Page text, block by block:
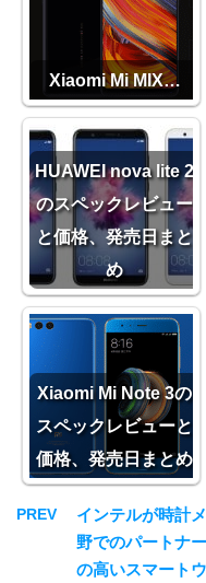
Xiaomi Mi MIX…
HUAWEI nova lite 2
のスペックレビュー
と価格、発売日まと
め
Xiaomi Mi Note 3の
スペックレビューと
価格、発売日まとめ
PREV
インテルが時計
野でのパートナ
の高いスマート